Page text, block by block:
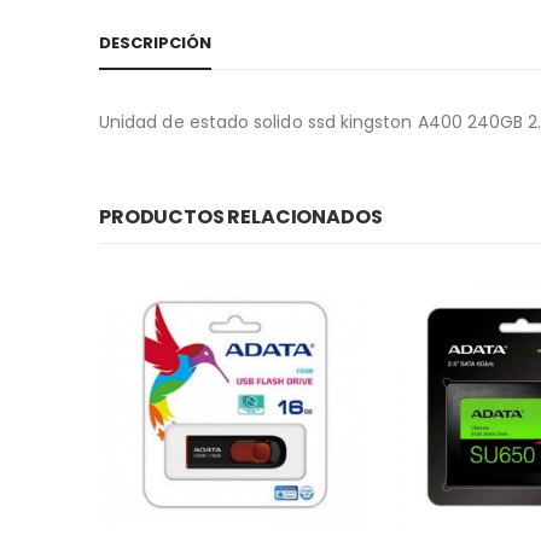
DESCRIPCIÓN
Unidad de estado solido ssd kingston A400 240GB
PRODUCTOS RELACIONADOS